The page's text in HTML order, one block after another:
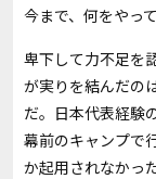
今まで、何をやっ
卑下して力不足を
が実りを結んだの
だ。日本代表経験
幕前のキャンプで
か起用されなかっ